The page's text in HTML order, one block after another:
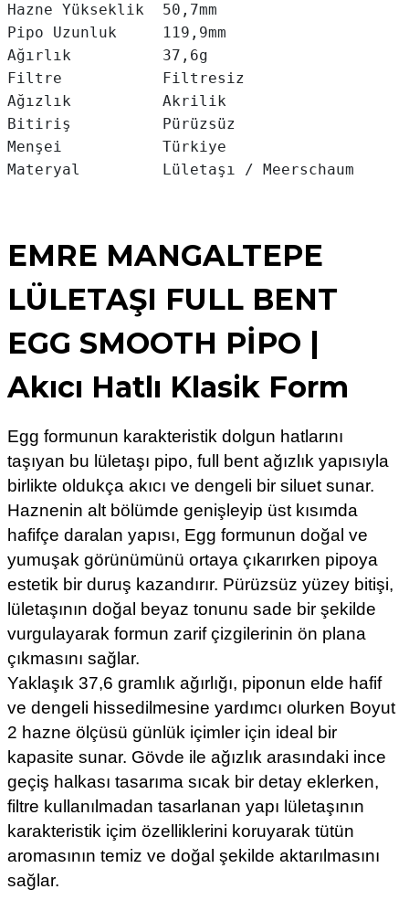
Hazne Yükseklik  50,7mm
Pipo Uzunluk     119,9mm
Ağırlık          37,6g
Filtre           Filtresiz
Ağızlık          Akrilik
Bitiriş          Pürüzsüz
Menşei           Türkiye
Materyal         Lületaşı / Meerschaum
EMRE MANGALTEPE
LÜLETAŞI FULL BENT
EGG SMOOTH PİPO |
Akıcı Hatlı Klasik Form
Egg formunun karakteristik dolgun hatlarını
taşıyan bu lületaşı pipo, full bent ağızlık yapısıyla
birlikte oldukça akıcı ve dengeli bir siluet sunar.
Haznenin alt bölümde genişleyip üst kısımda
hafifçe daralan yapısı, Egg formunun doğal ve
yumuşak görünümünü ortaya çıkarırken pipoya
estetik bir duruş kazandırır. Pürüzsüz yüzey bitişi,
lületaşının doğal beyaz tonunu sade bir şekilde
vurgulayarak formun zarif çizgilerinin ön plana
çıkmasını sağlar.
Yaklaşık 37,6 gramlık ağırlığı, piponun elde hafif
ve dengeli hissedilmesine yardımcı olurken Boyut
2 hazne ölçüsü günlük içimler için ideal bir
kapasite sunar. Gövde ile ağızlık arasındaki ince
geçiş halkası tasarıma sıcak bir detay eklerken,
filtre kullanılmadan tasarlanan yapı lületaşının
karakteristik içim özelliklerini koruyarak tütün
aromasının temiz ve doğal şekilde aktarılmasını
sağlar.